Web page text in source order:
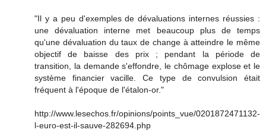
"Il y a peu d'exemples de dévaluations internes réussies :
une dévaluation interne met beaucoup plus de temps
qu'une dévaluation du taux de change à atteindre le même
objectif de baisse des prix ; pendant la période de
transition, la demande s'effondre, le chômage explose et le
système financier vacille. Ce type de convulsion était
fréquent à l'époque de l'étalon-or."
http://www.lesechos.fr/opinions/points_vue/0201872471132-
l-euro-est-il-sauve-282694.php